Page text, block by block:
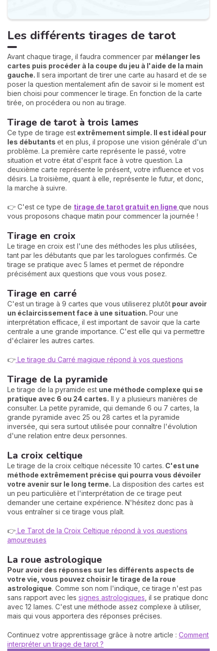
Les différents tirages de tarot
Avant chaque tirage, il faudra commencer par mélanger les
cartes puis procéder à la coupe du jeu à l'aide de la main
gauche. Il sera important de tirer une carte au hasard et de se
poser la question mentalement afin de savoir si le moment est
bien choisi pour commencer le tirage. En fonction de la carte
tirée, on procédera ou non au tirage.
Tirage de tarot à trois lames
Ce type de tirage est extrêmement simple. Il est idéal pour
les débutants et en plus, il propose une vision générale d'un
problème. La première carte représente le passé, votre
situation et votre état d'esprit face à votre question. La
deuxième carte représente le présent, votre influence et vos
désirs. La troisième, quant à elle, représente le futur, et donc,
la marche à suivre.
👉 C'est ce type de tirage de tarot gratuit en ligne que nous
vous proposons chaque matin pour commencer la journée !
Tirage en croix
Le tirage en croix est l'une des méthodes les plus utilisées,
tant par les débutants que par les tarologues confirmés. Ce
tirage se pratique avec 5 lames et permet de répondre
précisément aux questions que vous vous posez.
Tirage en carré
C'est un tirage à 9 cartes que vous utiliserez plutôt pour avoir
un éclaircissement face à une situation. Pour une
interprétation efficace, il est important de savoir que la carte
centrale a une grande importance. C'est elle qui va permettre
d'éclairer les autres cartes.
👉 Le tirage du Carré magique répond à vos questions
Tirage de la pyramide
Le tirage de la pyramide est une méthode complexe qui se
pratique avec 6 ou 24 cartes. Il y a plusieurs manières de
consulter. La petite pyramide, qui demande 6 ou 7 cartes, la
grande pyramide avec 25 ou 28 cartes et la pyramide
inversée, qui sera surtout utilisée pour connaître l'évolution
d'une relation entre deux personnes.
La croix celtique
Le tirage de la croix celtique nécessite 10 cartes. C'est une
méthode extrêmement précise qui pourra vous dévoiler
votre avenir sur le long terme. La disposition des cartes est
un peu particulière et l'interprétation de ce tirage peut
demander une certaine expérience. N'hésitez donc pas à
vous entraîner si ce tirage vous plaît.
👉 Le Tarot de la Croix Celtique répond à vos questions
amoureuses
La roue astrologique
Pour avoir des réponses sur les différents aspects de
votre vie, vous pouvez choisir le tirage de la roue
astrologique. Comme son nom l'indique, ce tirage n'est pas
sans rapport avec les signes astrologiques , il se pratique donc
avec 12 lames. C'est une méthode assez complexe à utiliser,
mais qui vous apportera des réponses précises.
Continuez votre apprentissage grâce à notre article : Comment
interpréter un tirage de tarot ?